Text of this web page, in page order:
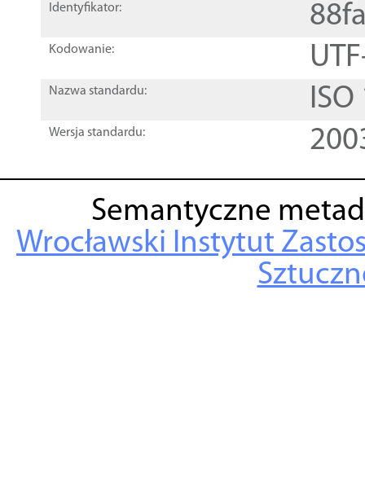
Identyfikator:
Kodowanie:
Nazwa standardu:
Wersja standardu:
Semantyczne
Wrocławski Instytut